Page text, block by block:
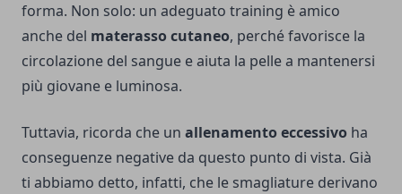
forma. Non solo: un adeguato training è amico
anche del materasso cutaneo, perché favorisce la
circolazione del sangue e aiuta la pelle a mantenersi
più giovane e luminosa.
Tuttavia, ricorda che un allenamento eccessivo ha
conseguenze negative da questo punto di vista. Già
ti abbiamo detto, infatti, che le smagliature derivano